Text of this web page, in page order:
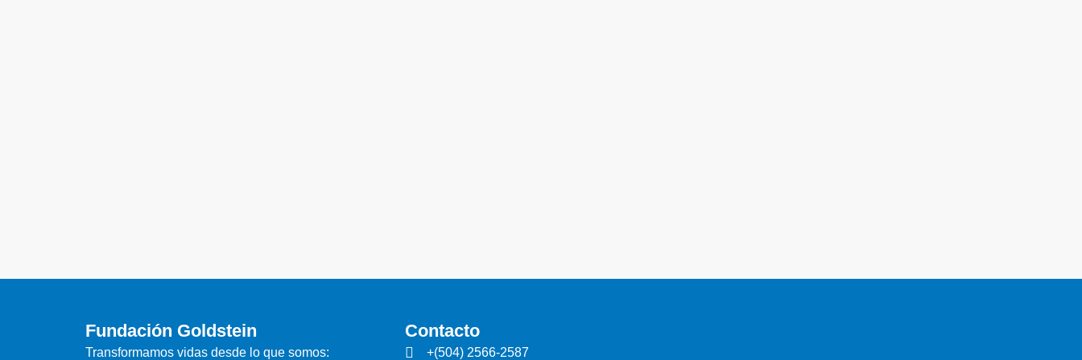
Fundación Goldstein
Transformamos vidas desde lo que somos:
Contacto
+(504) 2566-2587